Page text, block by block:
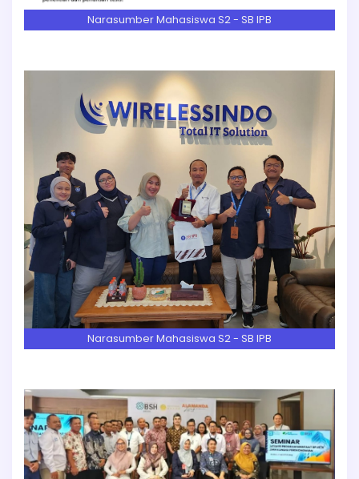
Narasumber Mahasiswa S2 - SB IPB
Narasumber Mahasiswa S2 - SB IPB